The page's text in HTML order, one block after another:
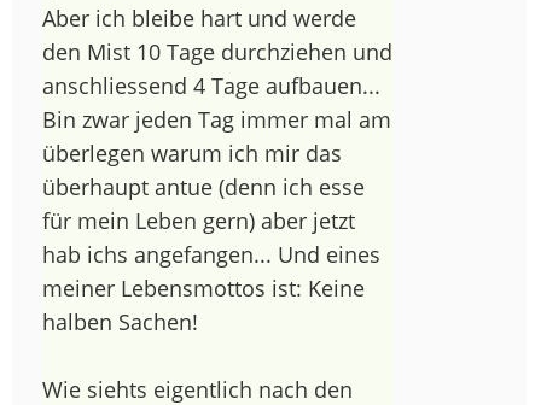
Aber ich bleibe hart und werde
den Mist 10 Tage durchziehen und
anschliessend 4 Tage aufbauen...
Bin zwar jeden Tag immer mal am
überlegen warum ich mir das
überhaupt antue (denn ich esse
für mein Leben gern) aber jetzt
hab ichs angefangen... Und eines
meiner Lebensmottos ist: Keine
halben Sachen!
Wie siehts eigentlich nach den